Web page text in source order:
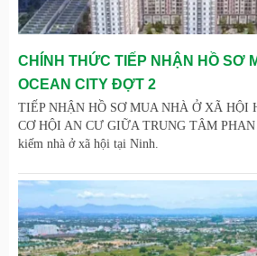
CHÍNH THỨC TIẾP NHẬN HỒ SƠ
OCEAN CITY ĐỢT 2
TIẾP NHẬN HỒ SƠ MUA NHÀ Ở XÃ HỘI
CƠ HỘI AN CƯ GIỮA TRUNG TÂM PHAN
kiếm nhà ở xã hội tại Ninh.